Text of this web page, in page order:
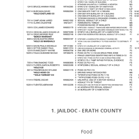
1. JAILDOC - ERATH COUNTY
Food